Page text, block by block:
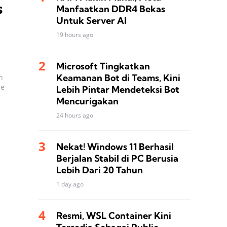
Manfaatkan DDR4 Bekas
Untuk Server AI
19 hours ago
Microsoft Tingkatkan
Keamanan Bot di Teams, Kini
Lebih Pintar Mendeteksi Bot
Mencurigakan
24 hours ago
Nekat! Windows 11 Berhasil
Berjalan Stabil di PC Berusia
Lebih Dari 20 Tahun
1 day ago
Resmi, WSL Container Kini